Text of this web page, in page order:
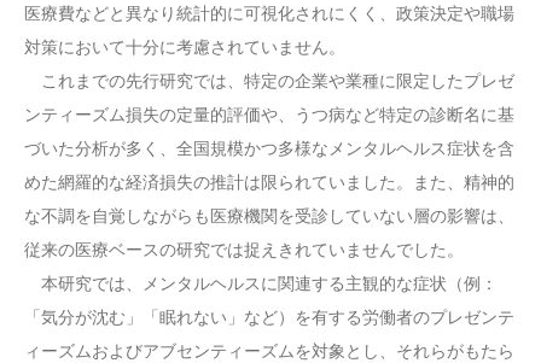
医療費などと異なり統計的に可視化されにくく、政策決定や職場
対策において十分に考慮されていません。
これまでの先行研究では、特定の企業や業種に限定したプレゼ
ンティーズム損失の定量的評価や、うつ病など特定の診断名に基
づいた分析が多く、全国規模かつ多様なメンタルヘルス症状を含
めた網羅的な経済損失の推計は限られていました。また、精神的
な不調を自覚しながらも医療機関を受診していない層の影響は、
従来の医療ベースの研究では捉えきれていませんでした。
本研究では、メンタルヘルスに関連する主観的な症状（例：
「気分が沈む」「眠れない」など）を有する労働者のプレゼンテ
ィーズムおよびアブセンティーズムを対象とし、それらがもたら